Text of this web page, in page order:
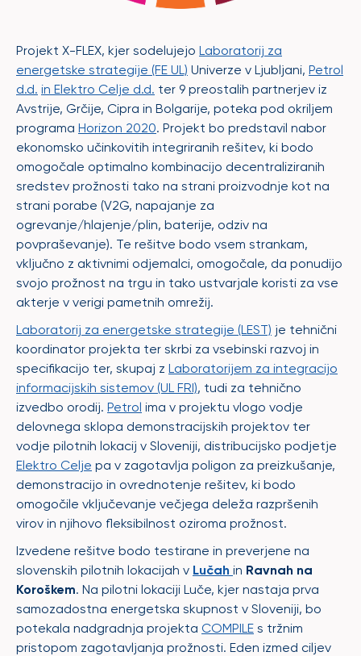
Projekt X-FLEX, kjer sodelujejo Laboratorij za
energetske strategije (FE UL) Univerze v Ljubljani, Petrol
d.d. in Elektro Celje d.d. ter 9 preostalih partnerjev iz
Avstrije, Grčije, Cipra in Bolgarije, poteka pod okriljem
programa Horizon 2020. Projekt bo predstavil nabor
ekonomsko učinkovitih integriranih rešitev, ki bodo
omogočale optimalno kombinacijo decentraliziranih
sredstev prožnosti tako na strani proizvodnje kot na
strani porabe (V2G, napajanje za
ogrevanje/hlajenje/plin, baterije, odziv na
povpraševanje). Te rešitve bodo vsem strankam,
vključno z aktivnimi odjemalci, omogočale, da ponudijo
svojo prožnost na trgu in tako ustvarjale koristi za vse
akterje v verigi pametnih omrežij.
Laboratorij za energetske strategije (LEST) je tehnični
koordinator projekta ter skrbi za vsebinski razvoj in
specifikacijo ter, skupaj z Laboratorijem za integracijo
informacijskih sistemov (UL FRI), tudi za tehnično
izvedbo orodij. Petrol ima v projektu vlogo vodje
delovnega sklopa demonstracijskih projektov ter
vodje pilotnih lokacij v Sloveniji, distribucijsko podjetje
Elektro Celje pa v zagotavlja poligon za preizkušanje,
demonstracijo in ovrednotenje rešitev, ki bodo
omogočile vključevanje večjega deleža razpršenih
virov in njihovo fleksibilnost oziroma prožnost.
Izvedene rešitve bodo testirane in preverjene na
slovenskih pilotnih lokacijah v Lučah in Ravnah na
Koroškem. Na pilotni lokaciji Luče, kjer nastaja prva
samozadostna energetska skupnost v Sloveniji, bo
potekala nadgradnja projekta COMPILE s tržnim
pristopom zagotavljanja prožnosti. Eden izmed ciljev